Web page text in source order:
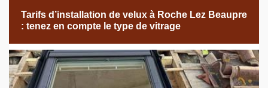
Tarifs d’installation de velux à Roche Lez Beaupre
: tenez en compte le type de vitrage